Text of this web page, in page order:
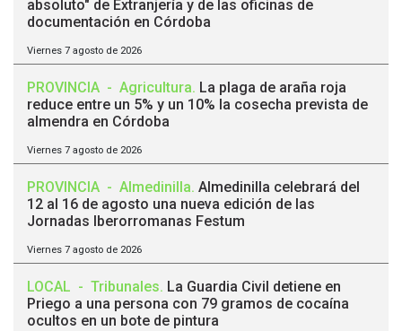
absoluto" de Extranjería y de las oficinas de
documentación en Córdoba
Viernes 7 agosto de 2026
PROVINCIA - Agricultura. La plaga de araña roja
reduce entre un 5% y un 10% la cosecha prevista de
almendra en Córdoba
Viernes 7 agosto de 2026
PROVINCIA - Almedinilla. Almedinilla celebrará del
12 al 16 de agosto una nueva edición de las
Jornadas Iberorromanas Festum
Viernes 7 agosto de 2026
LOCAL - Tribunales. La Guardia Civil detiene en
Priego a una persona con 79 gramos de cocaína
ocultos en un bote de pintura